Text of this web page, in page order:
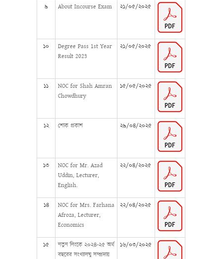
৯ About Incourse Exam ২১/০৫/২০২৫
১০
Degree Pass 1st Year
Result 2023
২১/০৫/২০২৫
১১
NOC for Shah Amran
Chowdhury
১৫/০৫/২০২৫
১২ শোক প্রকাশ ২৯/০৪/২০২৫
১৩
NOC for Mr. Azad
Uddin, Lecturer,
English.
২২/০৪/২০২৫
১৪
NOC for Mrs. Farhana
Afroza, Lecturer,
Economics
২২/০৪/২০২৫
১৫
নতুন লিংকে ২০২৪-২৫ অর্থ
বছরের সংখ্যালঘু সম্প্রদায়
১৬/০৩/২০২৫